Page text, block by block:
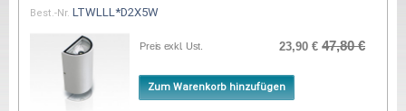
Best.-Nr. LTWLLL*D2X5W
Preis exkl. Ust. 23,90 € 47,80 €
Zum Warenkorb hinzufügen